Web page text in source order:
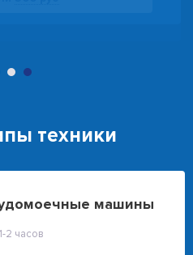
техники
машины
2 часов